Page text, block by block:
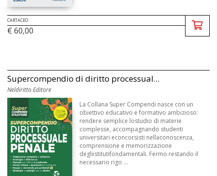
CARTACEO
€ 60,00
Supercompendio di diritto processual...
Neldiritto Editore
La Collana Super Compendi nasce con un
obiettivo educativo e formativo ambizioso:
rendere semplice lostudio di materie
complesse, accompagnando studenti
universitari econcorsisti nellaconoscenza,
comprensione e memorizzazione
degliistitutifondamentali. Fermo restando il
necessario rigo ...